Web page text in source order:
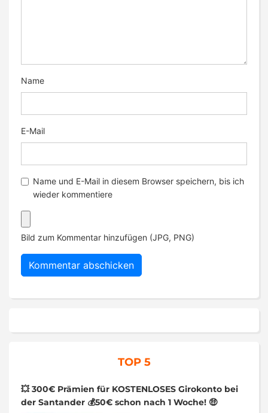
Name
E-Mail
Name und E-Mail in diesem Browser speichern, bis ich
wieder kommentiere
Bild zum Kommentar hinzufügen (JPG, PNG)
TOP 5
💥 300€ Prämien für KOSTENLOSES Girokonto bei
der Santander 💰50€ schon nach 1 Woche! 🤑